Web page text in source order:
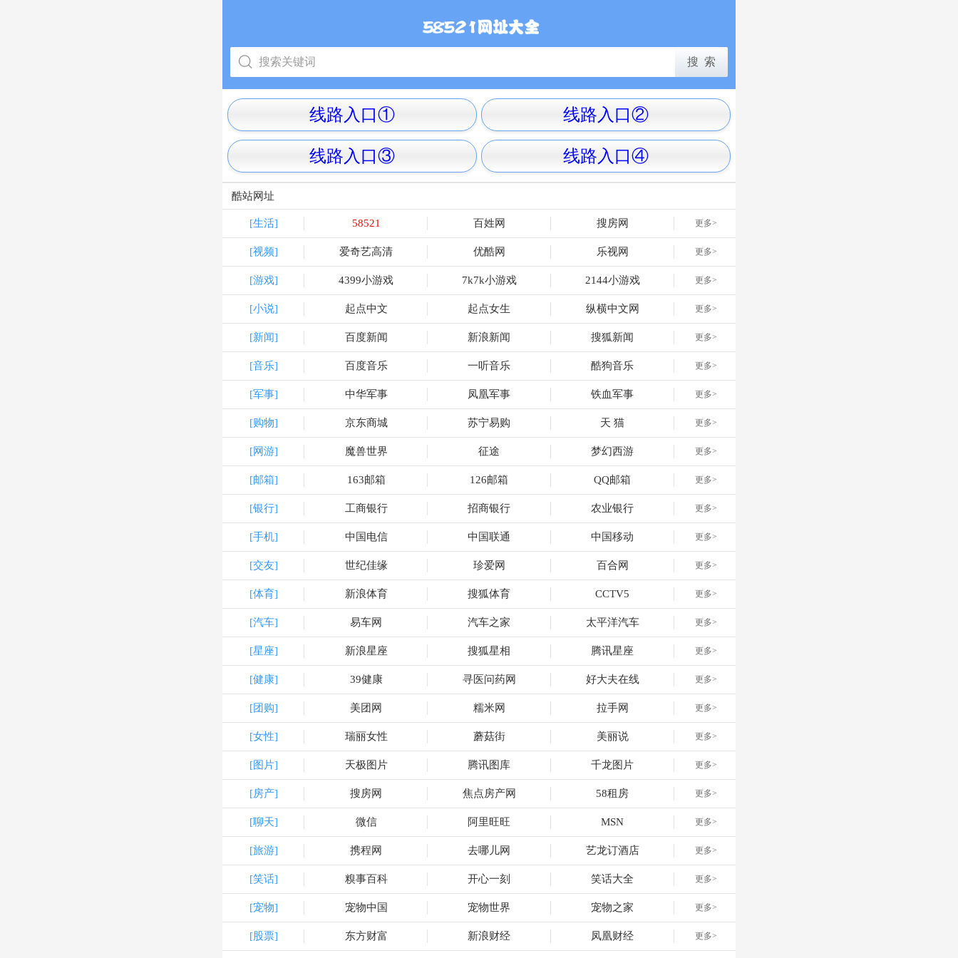
线路入口① 线路入口②
线路入口③ 线路入口④
酷站网址
[生活] 58521 百姓网 搜房网 更多>
[视频] 爱奇艺高清 优酷网 乐视网 更多>
[游戏] 4399小游戏 7k7k小游戏 2144小游戏 更多>
[小说] 起点中文 起点女生 纵横中文网 更多>
[新闻] 百度新闻 新浪新闻 搜狐新闻 更多>
[音乐] 百度音乐 一听音乐 酷狗音乐 更多>
[军事] 中华军事 凤凰军事 铁血军事 更多>
[购物] 京东商城 苏宁易购 天 猫 更多>
[网游] 魔兽世界 征途 梦幻西游 更多>
[邮箱] 163邮箱 126邮箱 QQ邮箱 更多>
[银行] 工商银行 招商银行 农业银行 更多>
[手机] 中国电信 中国联通 中国移动 更多>
[交友] 世纪佳缘 珍爱网 百合网 更多>
[体育] 新浪体育 搜狐体育 CCTV5 更多>
[汽车] 易车网 汽车之家 太平洋汽车 更多>
[星座] 新浪星座 搜狐星相 腾讯星座 更多>
[健康] 39健康 寻医问药网 好大夫在线 更多>
[团购] 美团网 糯米网 拉手网 更多>
[女性] 瑞丽女性 蘑菇街 美丽说 更多>
[图片] 天极图片 腾讯图库 千龙图片 更多>
[房产] 搜房网 焦点房产网 58租房 更多>
[聊天] 微信 阿里旺旺 MSN 更多>
[旅游] 携程网 去哪儿网 艺龙订酒店 更多>
[笑话] 糗事百科 开心一刻 笑话大全 更多>
[宠物] 宠物中国 宠物世界 宠物之家 更多>
[股票] 东方财富 新浪财经 凤凰财经 更多>